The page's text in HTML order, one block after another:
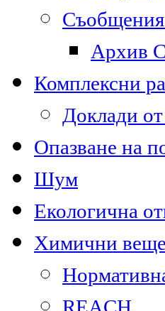
Архив
Комплексни
Доклади
Опазване на
Шум
Екологична
Химични